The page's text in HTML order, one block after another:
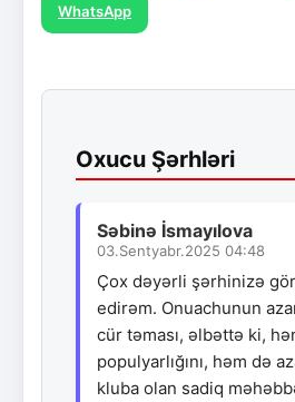
WhatsApp
Oxucu Şərhləri
Səbinə İsmayılova
03.Sentyabr.2025 04:48
Çox dəyərli şərhinizə
edirəm. Onuachunun
cür təması, əlbəttə ki,
populyarlığını, həm də
kluba olan sadiq